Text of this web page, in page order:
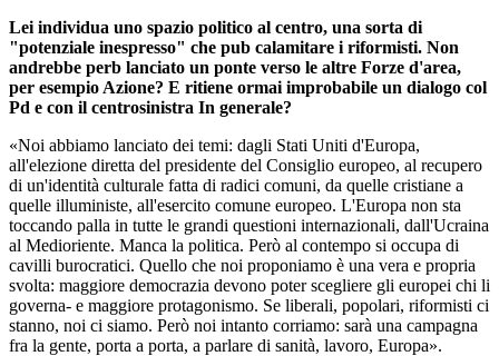
Lei individua uno spazio politico al centro, una sorta di
"potenziale inespresso" che pub calamitare i riformisti. Non
andrebbe perb lanciato un ponte verso le altre Forze d'area,
per esempio Azione? E ritiene ormai improbabile un dialogo col
Pd e con il centrosinistra In generale?
«Noi abbiamo lanciato dei temi: dagli Stati Uniti d'Europa,
all'elezione diretta del presidente del Consiglio europeo, al recupero
di un'identità culturale fatta di radici comuni, da quelle cristiane a
quelle illuministe, all'esercito comune europeo. L'Europa non sta
toccando palla in tutte le grandi questioni internazionali, dall'Ucraina
al Medioriente. Manca la politica. Però al contempo si occupa di
cavilli burocratici. Quello che noi proponiamo è una vera e propria
svolta: maggiore democrazia devono poter scegliere gli europei chi li
governa- e maggiore protagonismo. Se liberali, popolari, riformisti ci
stanno, noi ci siamo. Però noi intanto corriamo: sarà una campagna
fra la gente, porta a porta, a parlare di sanità, lavoro, Europa».